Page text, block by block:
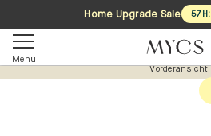
Home Upgrade Sale 57 H:
Menü
Vorderansicht